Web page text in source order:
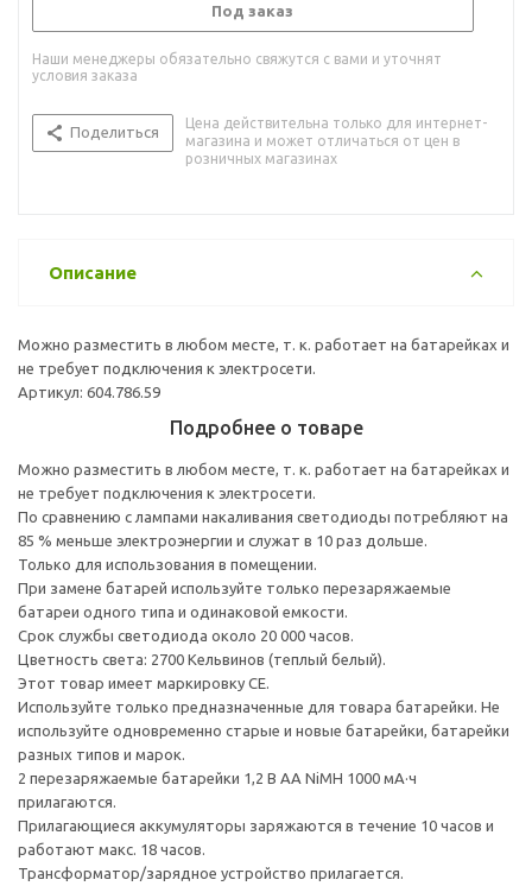
Под заказ
Наши менеджеры обязательно свяжутся с вами и уточнят
условия заказа
Поделиться
Цена действительна только для интернет-
магазина и может отличаться от цен в
розничных магазинах
Описание
Можно разместить в любом месте, т. к. работает на батарейках и
не требует подключения к электросети.
Артикул: 604.786.59
Подробнее о товаре
Можно разместить в любом месте, т. к. работает на батарейках и
не требует подключения к электросети.
По сравнению с лампами накаливания светодиоды потребляют на
85 % меньше электроэнергии и служат в 10 раз дольше.
Только для использования в помещении.
При замене батарей используйте только перезаряжаемые
батареи одного типа и одинаковой емкости.
Срок службы светодиода около 20 000 часов.
Цветность света: 2700 Кельвинов (теплый белый).
Этот товар имеет маркировку CE.
Используйте только предназначенные для товара батарейки. Не
используйте одновременно старые и новые батарейки, батарейки
разных типов и марок.
2 перезаряжаемые батарейки 1,2 В AA NiMH 1000 мА·ч
прилагаются.
Прилагающиеся аккумуляторы заряжаются в течение 10 часов и
работают макс. 18 часов.
Трансформатор/зарядное устройство прилагается.